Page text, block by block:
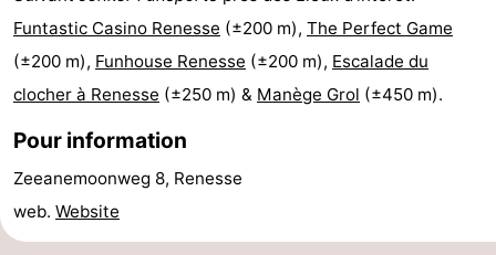
de
vue
-
Croisières
Terrains
de
-
Aires
-
Funtastic Casino Renesse (±200 m), The Perfect Game
(±200 m), Funhouse Renesse (±200 m), Escalade du
clocher à Renesse (±250 m) & Manège Grol (±450 m).
Pour information
Zeeanemoonweg 8, Renesse
web. Website